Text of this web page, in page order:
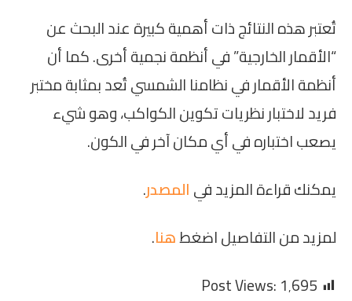
تُعتبر هذه النتائج ذات أهمية كبيرة عند البحث عن
“الأقمار الخارجية” في أنظمة نجمية أخرى. كما أن
أنظمة الأقمار في نظامنا الشمسي تُعد بمثابة مختبر
فريد لاختبار نظريات تكوين الكواكب، وهو شيء
يصعب اختباره في أي مكان آخر في الكون.
يمكنك قراءة المزيد فيالمصدر.
لمزيد من التفاصيل اضغطهنا.
Post Views:1٬695